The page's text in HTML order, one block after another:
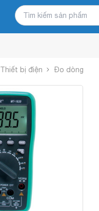
Thiết bị điện Đo dòng